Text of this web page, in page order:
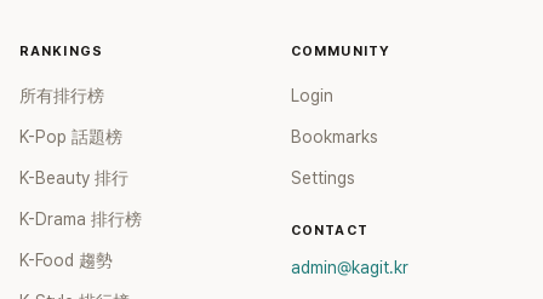
RANKINGS
所有排行榜
K-Pop 話題榜
K-Beauty 排行
K-Drama 排行榜
K-Food 趨勢
COMMUNITY
Login
Bookmarks
Settings
CONTACT
admin@kagit.kr